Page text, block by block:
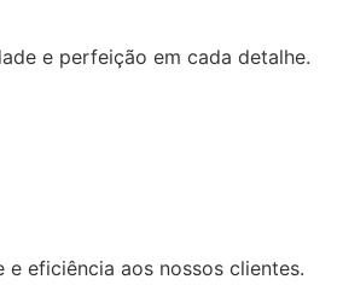
e perfeição em cada detalhe.
eficiência aos nossos clientes.